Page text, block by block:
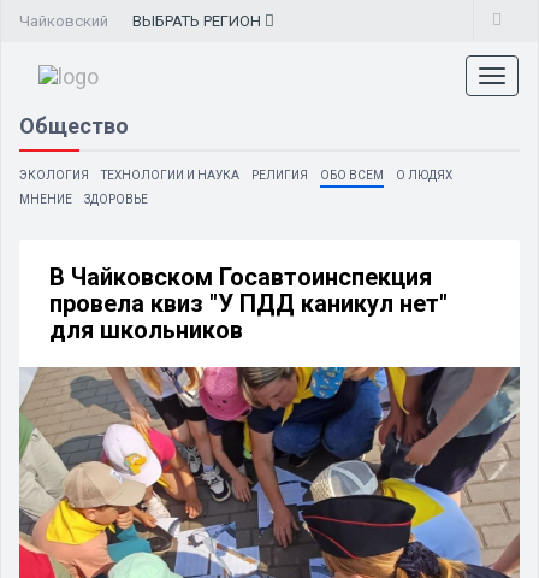
Чайковский ВЫБРАТЬ РЕГИОН
Общество
ЭКОЛОГИЯ ТЕХНОЛОГИИ И НАУКА РЕЛИГИЯ ОБО ВСЕМ
О ЛЮДЯХ
МНЕНИЕ
ЗДОРОВЬЕ
В Чайковском Госавтоинспекция
провела квиз "У ПДД каникул нет"
для школьников